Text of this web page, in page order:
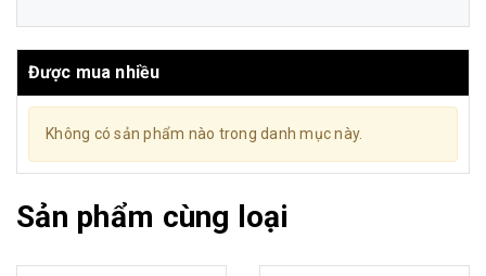
Được mua nhiều
Không có sản phẩm nào trong danh mục này.
Sản phẩm cùng loại